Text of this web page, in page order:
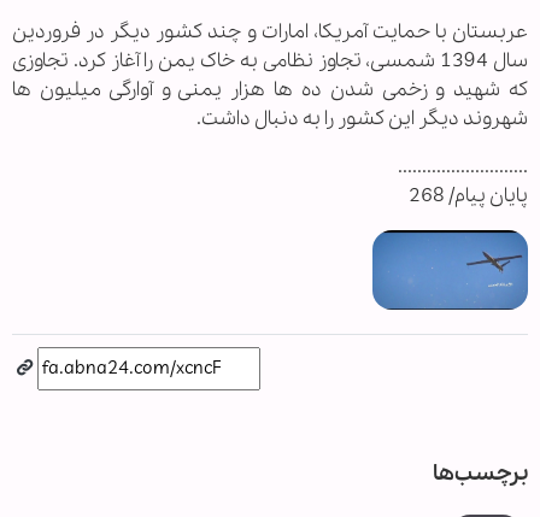
عربستان‌‌ با حمایت آمریکا، امارات و چند کشور دیگر در فروردین
سال 1394 شمسی، تجاوز نظامی به خاک یمن را آغاز کرد. تجاوزی
که شهید و زخمی شدن ده ها هزار یمنی و آوارگی میلیون ها
شهروند دیگر این کشور را به دنبال داشت.
...........................
پایان پیام/ 268
برچسب‌ها